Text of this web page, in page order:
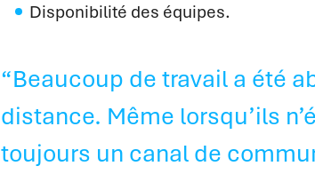
Disponibilité des équipes.
“Beaucoup de travail a été
distance. Même lorsqu’ils
toujours un canal de